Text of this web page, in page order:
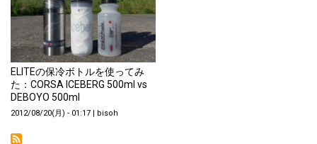
ELITEの保冷ボトルを使ってみ
た：CORSA ICEBERG 500ml vs
DEBOYO 500ml
2012/08/20(月) - 01:17 | bisoh